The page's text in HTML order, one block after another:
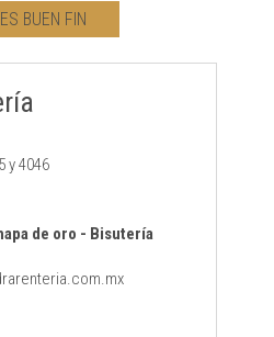
BUEN FIN
y 4046
de oro - Bisutería